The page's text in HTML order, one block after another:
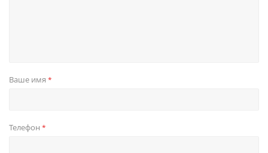
Ваше имя *
Телефон *